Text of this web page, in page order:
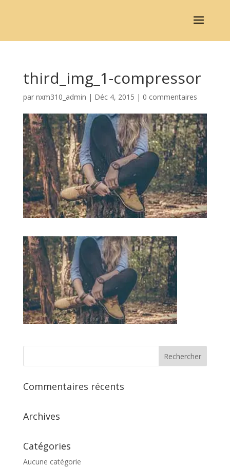
third_img_1-compressor
par nxm310_admin | Déc 4, 2015 | 0 commentaires
Commentaires récents
Archives
Catégories
Aucune catégorie